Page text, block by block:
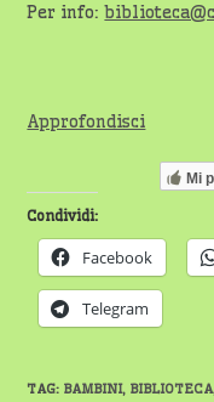
Per info:
Approfondisci
Mi
Condividi:
Facebook
Telegram
TAG: BAMBINI, BIBLIOTECA